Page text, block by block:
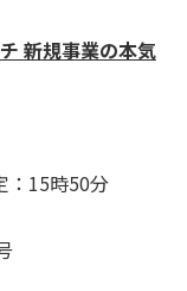
新規事業の本気
15時50分